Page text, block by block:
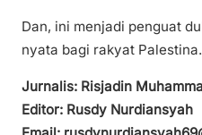
Dan, ini menjadi penguat
nyata bagi rakyat
Jurnalis: Risjadin
Editor: Rusdy Nurdiansyah